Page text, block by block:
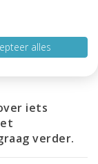
iets
verder.
alles